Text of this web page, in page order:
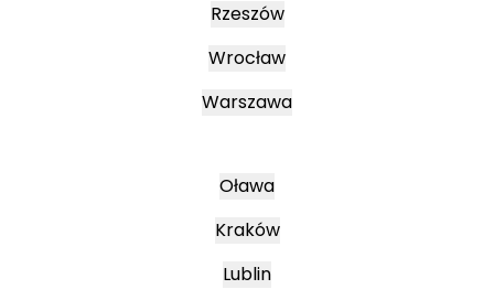
Rzeszów
Wrocław
Warszawa
Oława
Kraków
Lublin